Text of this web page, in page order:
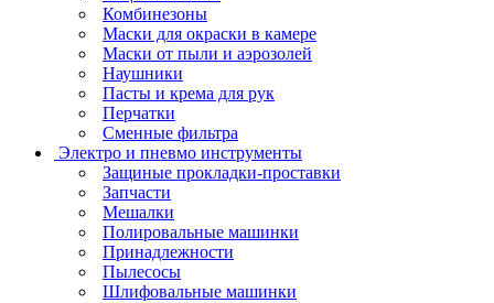
Комбинезоны
Маски для окраски в камере
Маски от пыли и аэрозолей
Наушники
Пасты и крема для рук
Перчатки
Сменные фильтра
Электро и пневмо инструменты
Защиные прокладки-проставки
Запчасти
Мешалки
Полировальные машинки
Принадлежности
Пылесосы
Шлифовальные машинки